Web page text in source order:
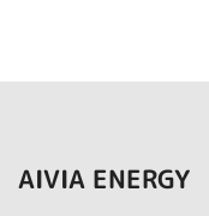
AIVIA ENERGY